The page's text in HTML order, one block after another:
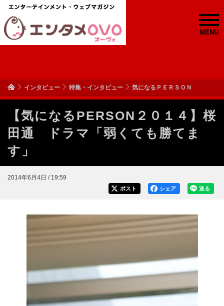
MENU
インタビュー 特集・インタビュー 気になるＰＥＲＳＯＮ
【気になるPERSON２０１４】桜
田通 ドラマ「弱くても勝てま
す」
2014年6月4日 / 19:59
送る
シェア
ポスト